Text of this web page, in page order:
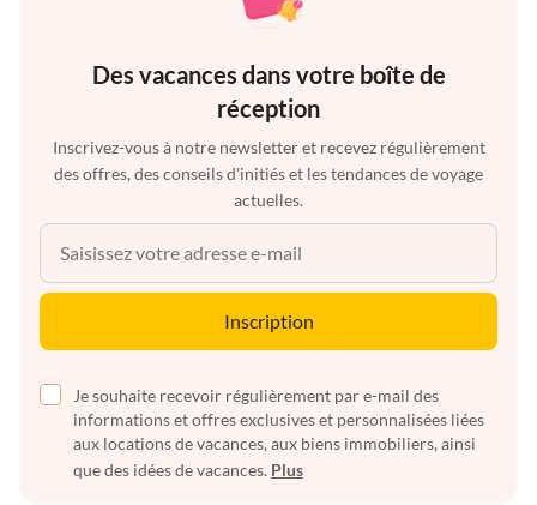
Des vacances dans votre boîte de
réception
Inscrivez-vous à notre newsletter et recevez régulièrement
des offres, des conseils d'initiés et les tendances de voyage
actuelles.
Inscription
Je souhaite recevoir régulièrement par e-mail des
informations et offres exclusives et personnalisées liées
aux locations de vacances, aux biens immobiliers, ainsi
que des idées de vacances. Plus